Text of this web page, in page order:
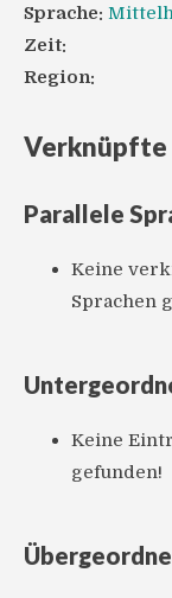
Sprache:
Zeit:
Region:
Verknüpfte
Parallele
Keine
Sprachen
Keine
gefunden!